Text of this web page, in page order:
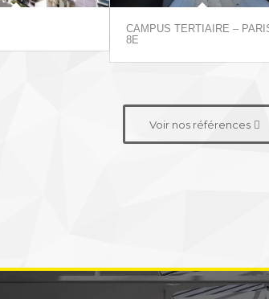
CAMPUS TERTIAIRE –
8E
Voir nos références